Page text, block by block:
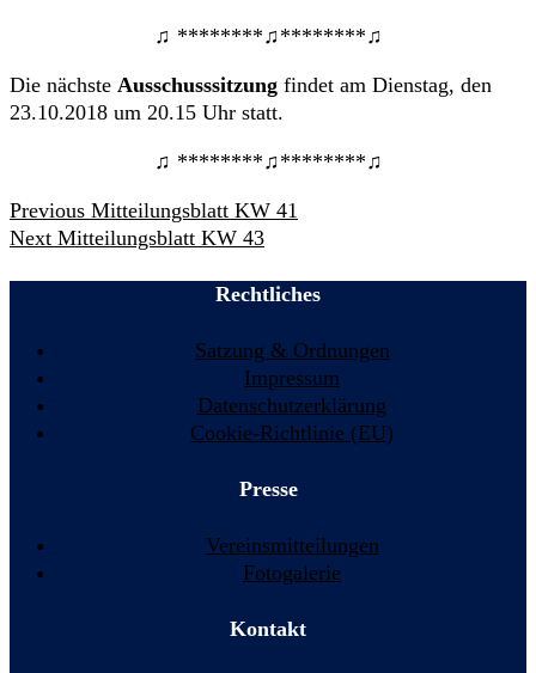
♫ ********♫********♫
Die nächste Ausschusssitzung findet am Dienstag, den
23.10.2018 um 20.15 Uhr statt.
♫ ********♫********♫
Beitrags-
Navigation
Previous Previous
post:
Mitteilungsblatt KW 41
Next Next
Mitteilungsblatt KW 43
Rechtliches
Satzung & Ordnungen
Impressum
Datenschutzerklärung
Cookie-Richtlinie (EU)
Presse
Vereinsmitteilungen
Fotogalerie
Kontakt